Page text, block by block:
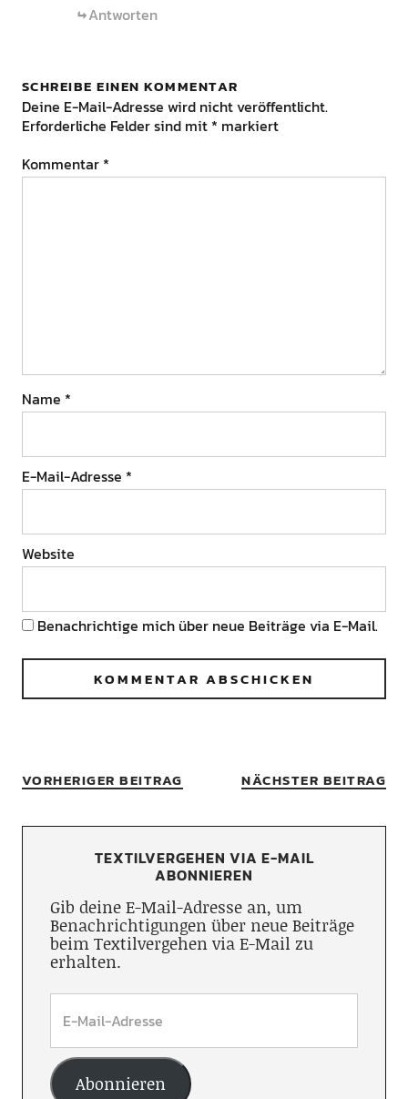
Antworten
SCHREIBE EINEN KOMMENTAR
Deine E-Mail-Adresse wird nicht veröffentlicht.
Erforderliche Felder sind mit * markiert
Kommentar *
Name *
E-Mail-Adresse *
Website
Benachrichtige mich über neue Beiträge via E-Mail.
VORHERIGER BEITRAG NÄCHSTER BEITRAG
TEXTILVERGEHEN VIA E-MAIL
ABONNIEREN
Gib deine E-Mail-Adresse an, um
Benachrichtigungen über neue Beiträge
beim Textilvergehen via E-Mail zu
erhalten.
Abonnieren